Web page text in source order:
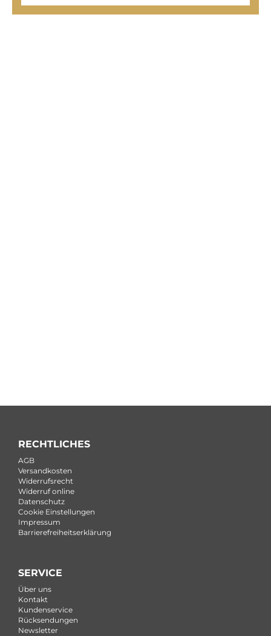
RECHTLICHES
AGB
Versandkosten
Widerrufsrecht
Widerruf online
Datenschutz
Cookie Einstellungen
Impressum
Barrierefreiheitserklärung
SERVICE
Über uns
Kontakt
Kundenservice
Rücksendungen
Newsletter